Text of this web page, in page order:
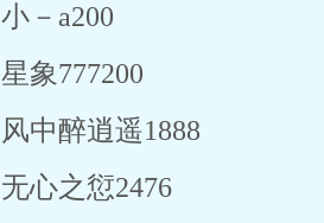
小－a200
星象777200
风中醉逍遥1888
无心之愆2476